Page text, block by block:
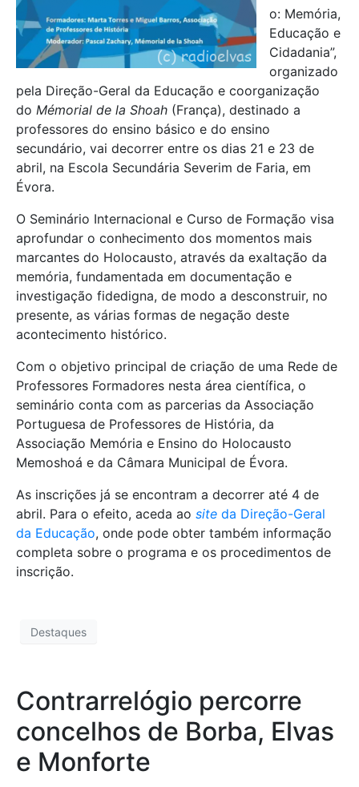
o: Memória,
Educação e
Cidadania”,
organizado
pela Direção-Geral da Educação e coorganização
do Mémorial de la Shoah (França), destinado a
professores do ensino básico e do ensino
secundário, vai decorrer entre os dias 21 e 23 de
abril, na Escola Secundária Severim de Faria, em
Évora.
O Seminário Internacional e Curso de Formação visa
aprofundar o conhecimento dos momentos mais
marcantes do Holocausto, através da exaltação da
memória, fundamentada em documentação e
investigação fidedigna, de modo a desconstruir, no
presente, as várias formas de negação deste
acontecimento histórico.
Com o objetivo principal de criação de uma Rede de
Professores Formadores nesta área científica, o
seminário conta com as parcerias da Associação
Portuguesa de Professores de História, da
Associação Memória e Ensino do Holocausto
Memoshoá e da Câmara Municipal de Évora.
As inscrições já se encontram a decorrer até 4 de
abril. Para o efeito, aceda ao site da Direção-Geral
da Educação, onde pode obter também informação
completa sobre o programa e os procedimentos de
inscrição.
Destaques
Contrarrelógio percorre
concelhos de Borba, Elvas
e Monforte